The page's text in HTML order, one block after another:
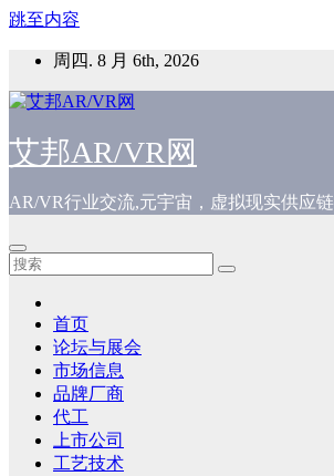
跳至内容
周四. 8 月 6th, 2026
艾邦AR/VR网
AR/VR行业交流,元宇宙，虚拟现实供应链
首页
论坛与展会
市场信息
品牌厂商
代工
上市公司
工艺技术